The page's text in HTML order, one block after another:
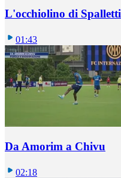
L'occhiolino di Spalletti
01:43
Da Amorim a Chivu
02:18